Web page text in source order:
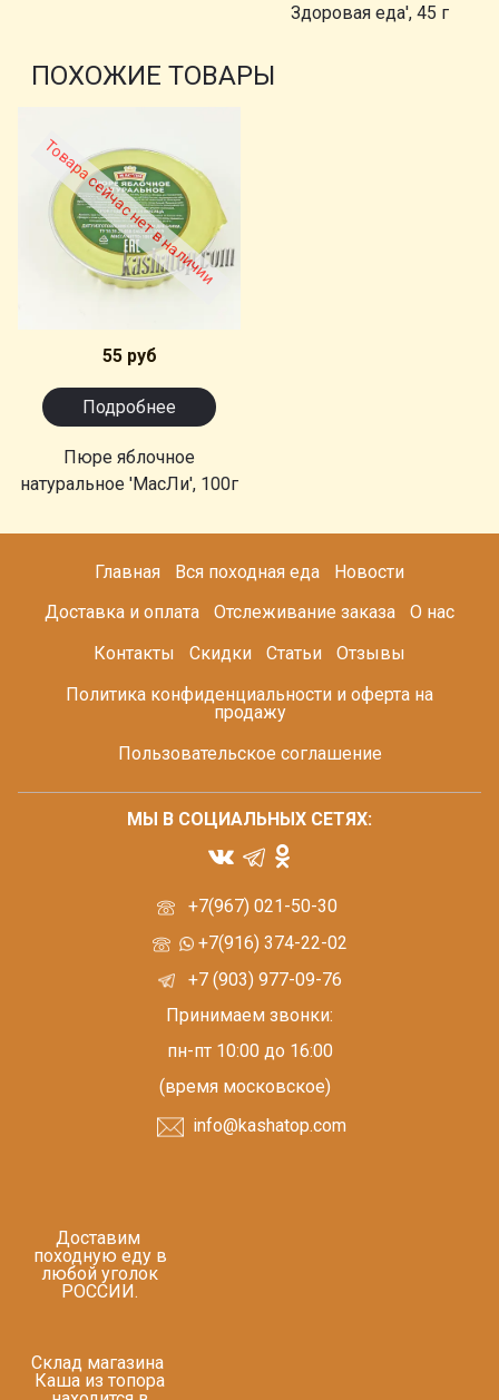
Здоровая еда', 45 г
ПОХОЖИЕ ТОВАРЫ
Товара сейчас нет в наличии
55 руб
Подробнее
Пюре яблочное
натуральное 'МасЛи', 100г
Главная Вся походная еда
Новости
Доставка и оплата
Отслеживание заказа
О нас
Контакты
Скидки Статьи
Отзывы
Политика конфиденциальности и оферта на
продажу
Пользовательское соглашение
+7(967) 021-50-30
+7(916) 374-22-02
+7 (903) 977-09-76
Принимаем звонки:
пн-пт 10:00 до 16:00
(время московское)
info@kashatop.com
Доставим
походную еду в
любой уголок
РОССИИ.
Склад магазина
Каша из топора
МЫ В СОЦИАЛЬНЫХ СЕТЯХ: